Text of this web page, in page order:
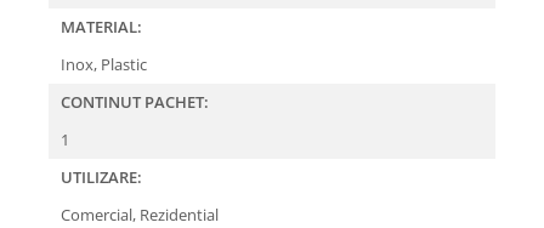
MATERIAL:
Inox, Plastic
CONTINUT PACHET:
1
UTILIZARE:
Comercial, Rezidential